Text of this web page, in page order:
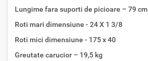
Lungime fara suporti de picioare – 79 cm
Roti mari dimensiune - 24 X 1 3/8
Roti mici dimensiune - 175 x 40
Greutate carucior – 19,5 kg